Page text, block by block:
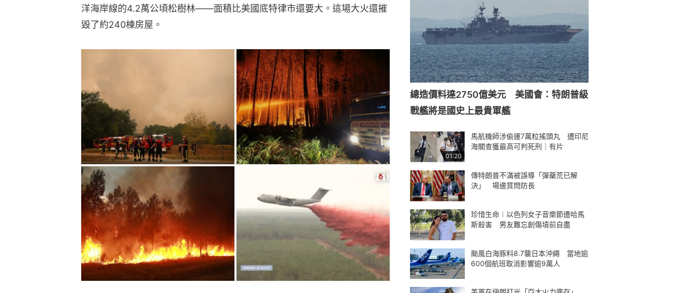
洋海岸線的4.2萬公頃松樹林——面積比美國底特律市還要大。這場大火還摧
毀了約240棟房屋。
泰國機場10月中推新安檢規定 允許
毋須旅客在場可開行李檢查
特朗普正式簽署行政令 對多晶矽及
衍生產品加徵關稅